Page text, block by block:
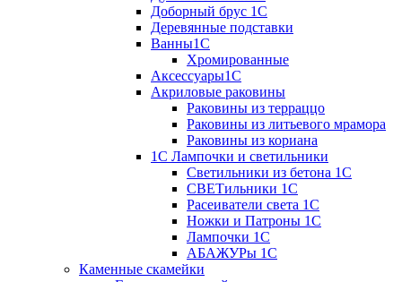
Доборный брус 1С
Деревянные подставки
Ванны1С
Хромированные
Аксессуары1С
Акриловые раковины
Раковины из терраццо
Раковины из литьевого мрамора
Раковины из кориана
1С Лампочки и светильники
Светильники из бетона 1С
СВЕТильники 1С
Расеиватели света 1С
Ножки и Патроны 1С
Лампочки 1С
АБАЖУРы 1С
Каменные скамейки